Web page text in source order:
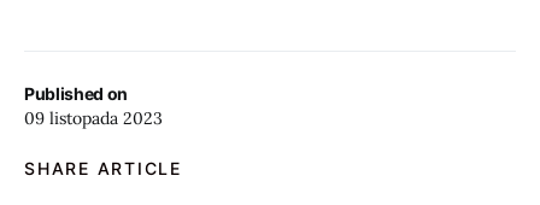
Published on
09 listopada 2023
SHARE ARTICLE